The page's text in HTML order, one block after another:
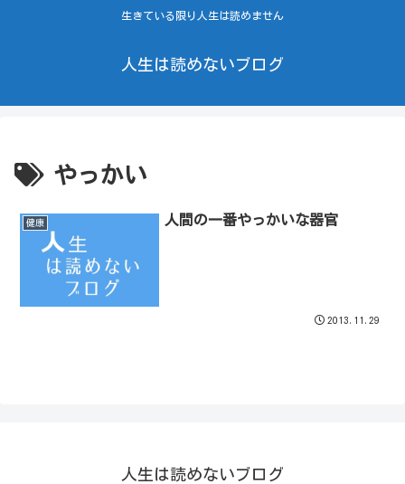
生きている限り人生は読めません
人生は読めないブログ
やっかい
健康 人間の一番やっかいな器官
2013.11.29
人生は読めないブログ